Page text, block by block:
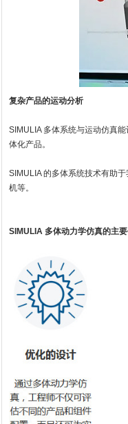
复杂产品的运动分析
SIMULIA 多体系统与运动仿真
体化产品。
SIMULIA 的多体系统技术有助
机等。
SIMULIA 多体动力学仿真的主